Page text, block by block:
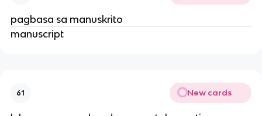
pagbasa sa manuskrito
manuscript
61 New cards